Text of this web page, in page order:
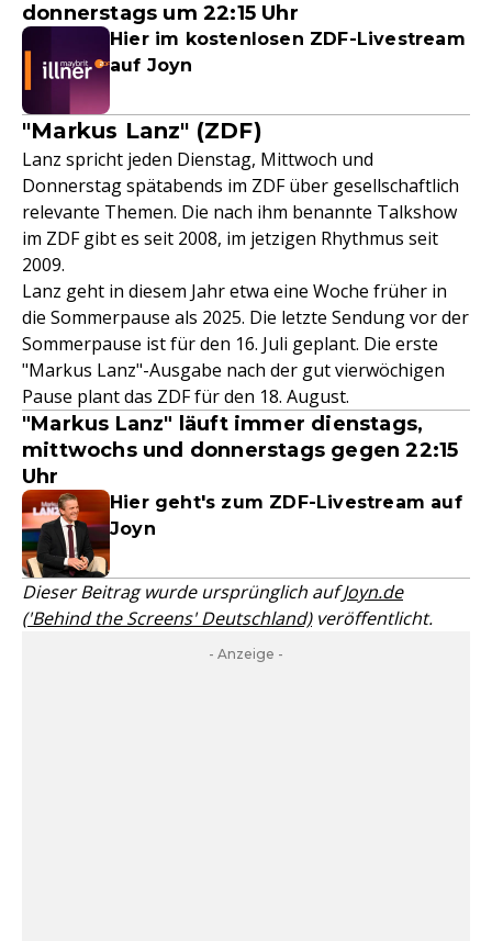
donnerstags um 22:15 Uhr
Hier im kostenlosen ZDF-Livestream
auf Joyn
"Markus Lanz" (ZDF)
Lanz spricht jeden Dienstag, Mittwoch und
Donnerstag spätabends im ZDF über gesellschaftlich
relevante Themen. Die nach ihm benannte Talkshow
im ZDF gibt es seit 2008, im jetzigen Rhythmus seit
2009.
Lanz geht in diesem Jahr etwa eine Woche früher in
die Sommerpause als 2025. Die letzte Sendung vor der
Sommerpause ist für den 16. Juli geplant. Die erste
"Markus Lanz"-Ausgabe nach der gut vierwöchigen
Pause plant das ZDF für den 18. August.
"Markus Lanz" läuft immer dienstags,
mittwochs und donnerstags gegen 22:15
Uhr
Hier geht's zum ZDF-Livestream auf
Joyn
Dieser Beitrag wurde ursprünglich aufJoyn.de
('Behind the Screens' Deutschland)veröffentlicht.
- Anzeige -